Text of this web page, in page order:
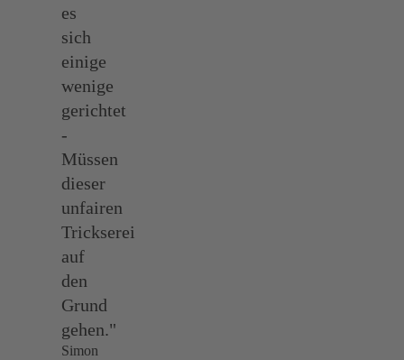
es
sich
einige
wenige
gerichtet
-
Müssen
dieser
unfairen
Trickserei
auf
den
Grund
gehen."
Simon